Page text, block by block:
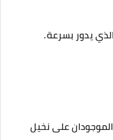
يدور بسرعة.
على نخيل